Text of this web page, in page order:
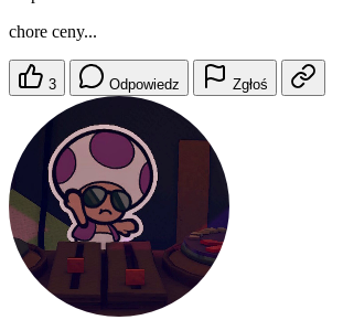
chore ceny...
3 Odpowiedz Zgłoś